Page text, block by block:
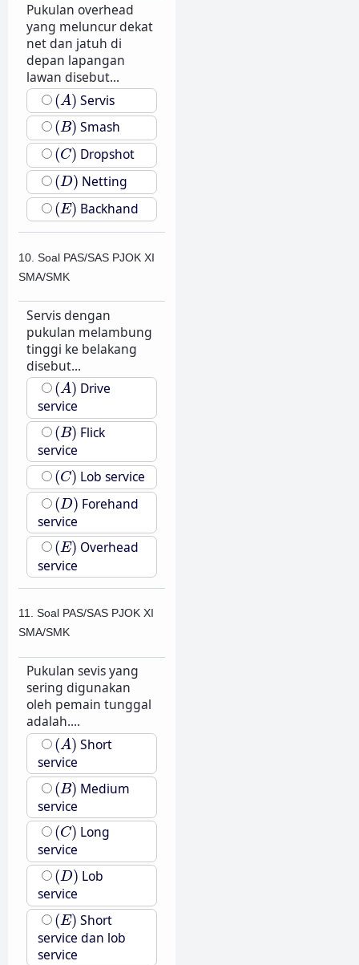
Pukulan overhead
yang meluncur dekat
net dan jatuh di
depan lapangan
lawan disebut...
(A)
(A) Servis
(B)
(B) Smash
(C)
(C) Dropshot
(D)
(D) Netting
(E)
(E) Backhand
10. Soal PAS/SAS PJOK XI
SMA/SMK
Servis dengan
pukulan melambung
tinggi ke belakang
disebut...
(A)
(A) Drive
service
(B)
(B) Flick
service
(C)
(C) Lob service
(D)
(D) Forehand
service
(E)
(E) Overhead
service
11. Soal PAS/SAS PJOK XI
SMA/SMK
Pukulan sevis yang
sering digunakan
oleh pemain tunggal
adalah....
(A)
(A) Short
service
(B)
(B) Medium
service
(C)
(C) Long
service
(D)
(D) Lob
service
(E)
(E) Short
service dan lob
service